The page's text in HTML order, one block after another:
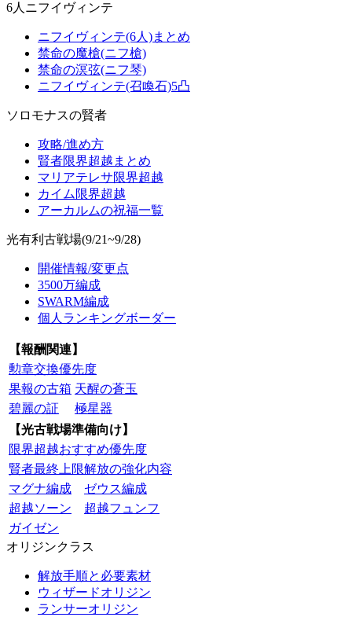
6人ニフイヴィンテ
ニフイヴィンテ(6人)まとめ
禁命の魔槍(ニフ槍)
禁命の溟弦(ニフ琴)
ニフイヴィンテ(召喚石)5凸
ソロモナスの賢者
攻略/進め方
賢者限界超越まとめ
マリアテレサ限界超越
カイム限界超越
アーカルムの祝福一覧
光有利古戦場(9/21~9/28)
開催情報/変更点
3500万編成
SWARM編成
個人ランキングボーダー
【報酬関連】
勲章交換優先度
果報の古箱 天醒の蒼玉
碧麗の証
極星器
【光古戦場準備向け】
限界超越おすすめ優先度
賢者最終上限解放の強化内容
マグナ編成
ゼウス編成
超越ソーン
超越フュンフ
ガイゼン
オリジンクラス
解放手順と必要素材
ウィザードオリジン
ランサーオリジン